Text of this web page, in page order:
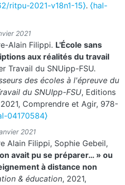
ritpu-2021-v18n1-15⟩. ⟨hal-
2021
Alain Filippi. L'École sans
aux réalités du travail
Travail du SNUipp-FSU.
des écoles à l'épreuve du
du SNUIpp-FSU, Editions
Comprendre et Agir, 978-
04170584⟩
2021
Alain Filippi, Sophie Gebeil,
avait pu se préparer… » ou
à distance non
& éducation, 2021,